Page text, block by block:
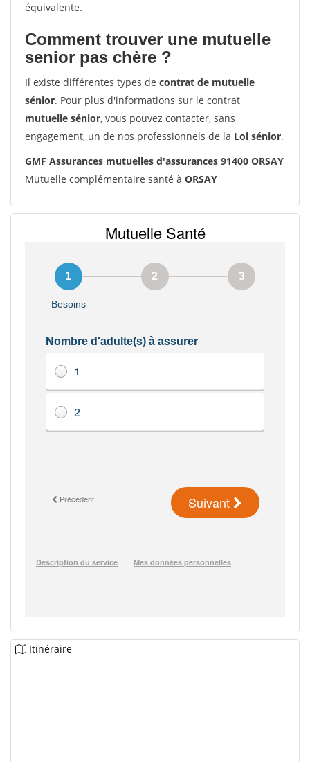
équivalente.
Comment trouver une mutuelle
senior pas chère ?
Il existe différentes types de contrat de mutuelle
sénior. Pour plus d'informations sur le contrat
mutuelle sénior, vous pouvez contacter, sans
engagement, un de nos professionnels de la Loi sénior.
GMF Assurances mutuelles d'assurances 91400 ORSAY
Mutuelle complémentaire santé à ORSAY
Itinéraire